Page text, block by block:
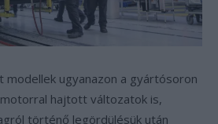
modellek ugyanazon a gyártósoron
hajtott változatok is,
történő legördülésük után